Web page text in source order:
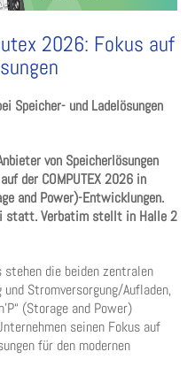
2026: Fokus auf
Speicher- und Ladelösungen
von Speicherlösungen
der COMPUTEX 2026 in
and Power)-Entwicklungen.
statt. Verbatim stellt in Halle 2
die beiden zentralen
Stromversorgung/Aufladen,
(Storage and Power)
seinen Fokus auf
für den modernen